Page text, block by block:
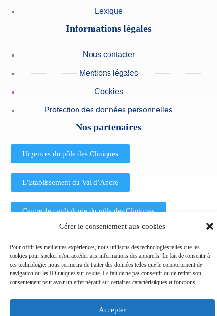
Gérer le consentement aux cookies
Pour offrir les meilleures expériences, nous utilisons des technologies telles que les
cookies pour stocker et/ou accéder aux informations des appareils. Le fait de consentir à
ces technologies nous permettra de traiter des données telles que le comportement de
navigation ou les ID uniques sur ce site. Le fait de ne pas consentir ou de retirer son
consentement peut avoir un effet négatif sur certaines caractéristiques et fonctions.
Accepter
Lexique
Informations légales
Nous contacter
Mentions légales
Cookies
Protection des données personnelles
Nos partenaires
Urgences du pôle des Cliniques
L’Etablissement du Val d’Ancre
Centre de cardiologie du pôle des Cliniques
Copyright © 2024 - Polyclinique de Picardie